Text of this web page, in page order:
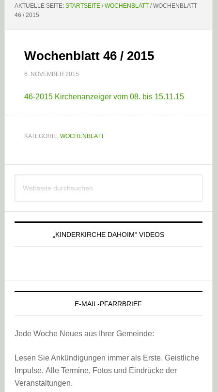
AKTUELLE SEITE: STARTSEITE / WOCHENBLATT /WOCHENBLATT
46 / 2015
Wochenblatt 46 / 2015
6. NOVEMBER 2015
46-2015 Kirchenanzeiger vom 08. bis 15.11.15
KATEGORIE: WOCHENBLATT
Haupt-
Sidebar
durchsuchen
„KINDERKIRCHE DAHOIM“ VIDEOS
E-MAIL-PFARRBRIEF
Jede Woche Neues aus Ihrer Gemeinde:
Lesen Sie Ankündigungen immer als Erste. Geistliche
Impulse. Alle Termine, Fotos und Eindrücke der
Veranstaltungen.